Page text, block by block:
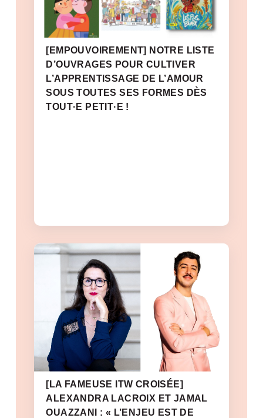
[EMPOUVOIREMENT] NOTRE LISTE
D’OUVRAGES POUR CULTIVER
L’APPRENTISSAGE DE L’AMOUR
SOUS TOUTES SES FORMES DÈS
TOUT·E PETIT·E !
[LA FAMEUSE ITW CROISÉE]
ALEXANDRA LACROIX ET JAMAL
OUAZZANI : « L’ENJEU EST DE